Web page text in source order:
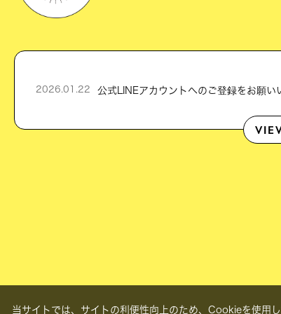
2026.01.22
当サイトでは、サイトの利便性向上のため、Cookieを使用